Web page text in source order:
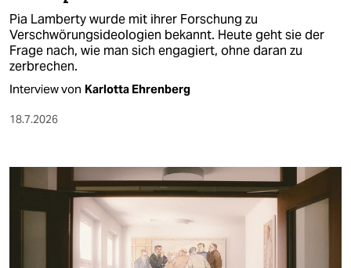
Pia Lamberty wurde mit ihrer Forschung zu
Verschwörungsideologien bekannt. Heute geht sie der
Frage nach, wie man sich engagiert, ohne daran zu
zerbrechen.
Interview von Karlotta Ehrenberg
18.7.2026